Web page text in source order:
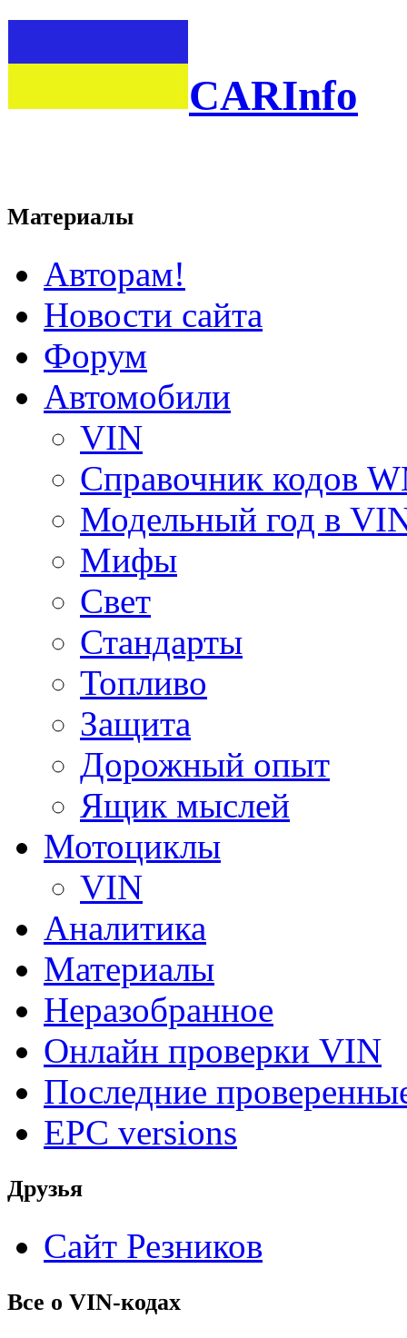
CARInfo
Материалы
Авторам!
Новости сайта
Форум
Автомобили
VIN
Справочник кодов
Модельный год в
Мифы
Свет
Стандарты
Топливо
Защита
Дорожный опыт
Ящик мыслей
Мотоциклы
VIN
Аналитика
Материалы
Неразобранное
Онлайн проверки VIN
Последние
EPC versions
Друзья
Сайт Резников
Все о VIN-кодах